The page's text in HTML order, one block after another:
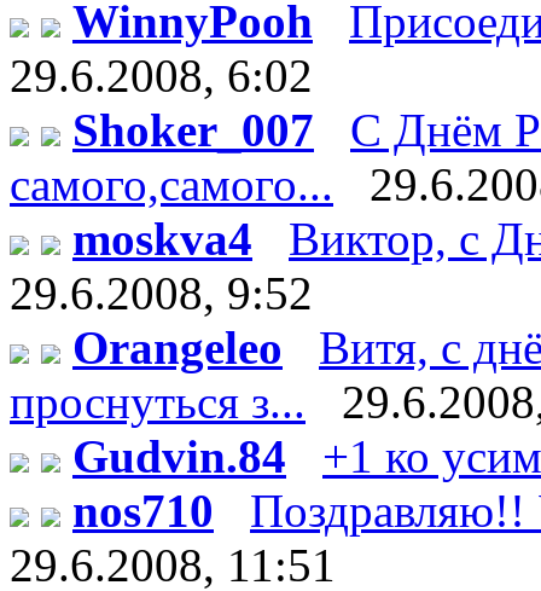
WinnyPooh
29.6.2008, 6:02
Shoker_007
С Днём
самого,самого...
moskva4
Виктор, с
29.6.2008, 9:52
Orangeleo
Витя, с
проснуться з...
Gudvin.84
+1 ко усим
nos710
Поздравляю!!
29.6.2008, 11:51